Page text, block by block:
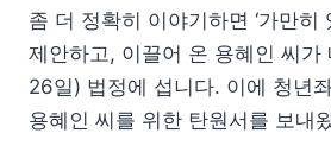
좀 더 정확히 이야기하면 ‘가만히
제안하고, 이끌어 온 용혜인 씨가
26일) 법정에 섭니다. 이에 청년
용혜인 씨를 위한 탄원서를 보내